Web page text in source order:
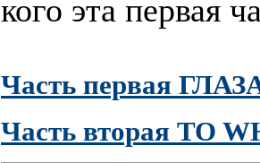
кого эта первая
Часть первая
Часть вторая TO